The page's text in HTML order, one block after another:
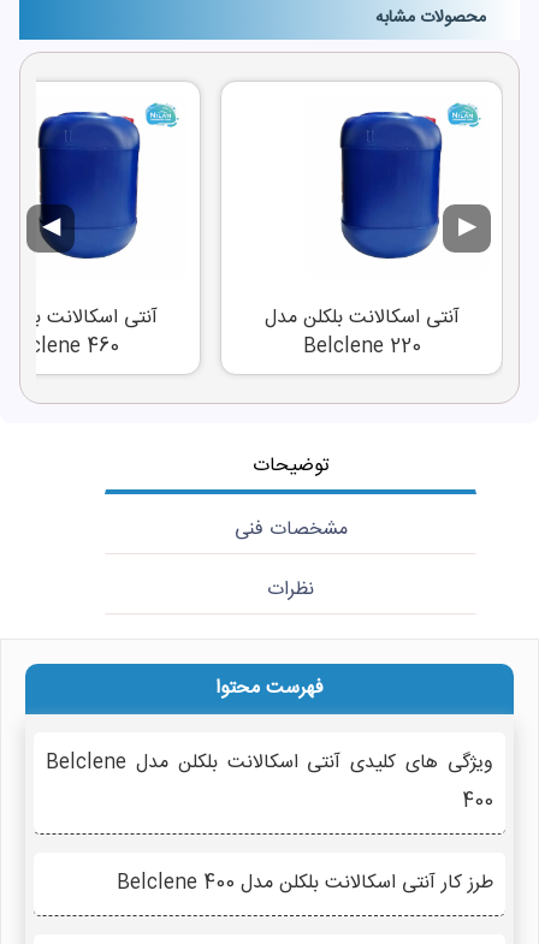
محصولات مشابه
آنتی اسکالانت بلکلن مدل
Belclene 220
آنتی اسکالانت
Belclene 460
▶
◀
توضیحات
مشخصات فنی
نظرات
فهرست محتوا
ویژگی های کلیدی آنتی اسکالانت بلکلن مدل Belclene
400
طرز کار آنتی اسکالانت بلکلن مدل Belclene 400